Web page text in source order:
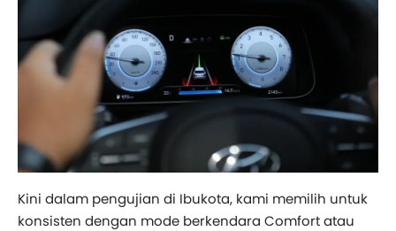
Kini dalam pengujian di Ibukota, kami memilih untuk
konsisten dengan mode berkendara Comfort atau